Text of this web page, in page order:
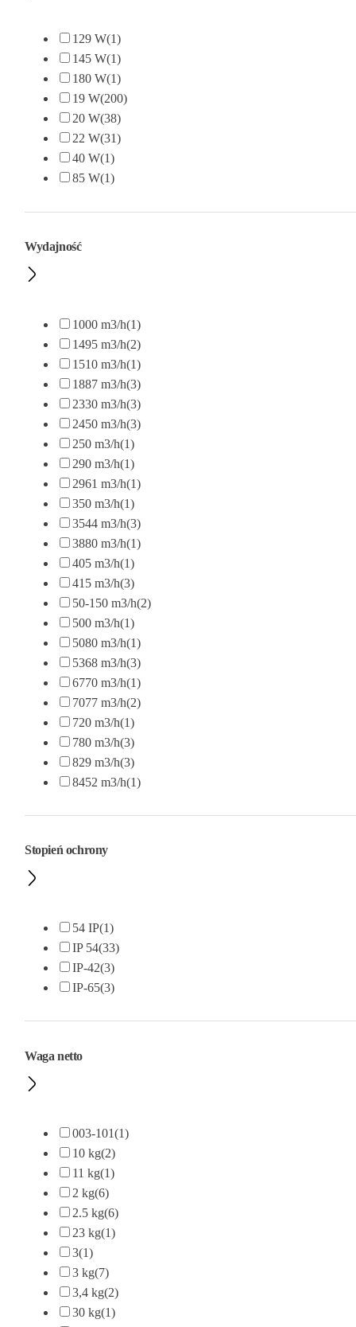
129 W(1)
145 W(1)
180 W(1)
19 W(200)
20 W(38)
22 W(31)
40 W(1)
85 W(1)
Wydajność
1000 m3/h(1)
1495 m3/h(2)
1510 m3/h(1)
1887 m3/h(3)
2330 m3/h(3)
2450 m3/h(3)
250 m3/h(1)
290 m3/h(1)
2961 m3/h(1)
350 m3/h(1)
3544 m3/h(3)
3880 m3/h(1)
405 m3/h(1)
415 m3/h(3)
50-150 m3/h(2)
500 m3/h(1)
5080 m3/h(1)
5368 m3/h(3)
6770 m3/h(1)
7077 m3/h(2)
720 m3/h(1)
780 m3/h(3)
829 m3/h(3)
8452 m3/h(1)
Stopień ochrony
54 IP(1)
IP 54(33)
IP-42(3)
IP-65(3)
Waga netto
003-101(1)
10 kg(2)
11 kg(1)
2 kg(6)
2.5 kg(6)
23 kg(1)
3(1)
3 kg(7)
3,4 kg(2)
30 kg(1)